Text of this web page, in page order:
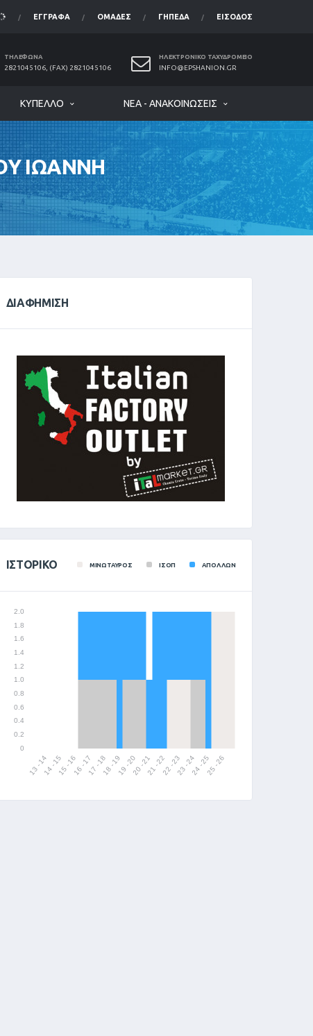
ΈΓΓΡΑΦΑ ΟΜΆΔΕΣ ΓΉΠΕΔΑ ΕΊΣΟΔΟΣ
ΤΗΛΈΦΩΝΑ
2821045106, (FAX) 2821045106
ΗΛΕΚΤΡΟΝΙΚΌ ΤΑΧΥΔΡΟΜΕΊΟ
INFO@EPSHANION.GR
ΚΎΠΕΛΛΟ ΝΈΑ - ΑΝΑΚΟΙΝΏΣΕΙΣ
ΙΩΑΝΝΗ
ΔΙΑΦΉΜΙΣΗ
ΙΣΤΟΡΙΚΌ ΜΙΝΩΤΑΥΡΟΣ ΙΣΟΠ ΑΠΟΛΛΩΝ